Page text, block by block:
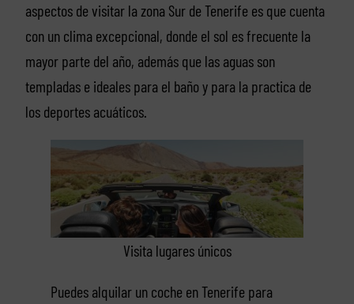
aspectos de visitar la zona Sur de Tenerife es que cuenta
con un clima excepcional, donde el sol es frecuente la
mayor parte del año, además que las aguas son
templadas e ideales para el baño y para la practica de
los deportes acuáticos.
Visita lugares únicos
Puedes alquilar un coche en Tenerife para